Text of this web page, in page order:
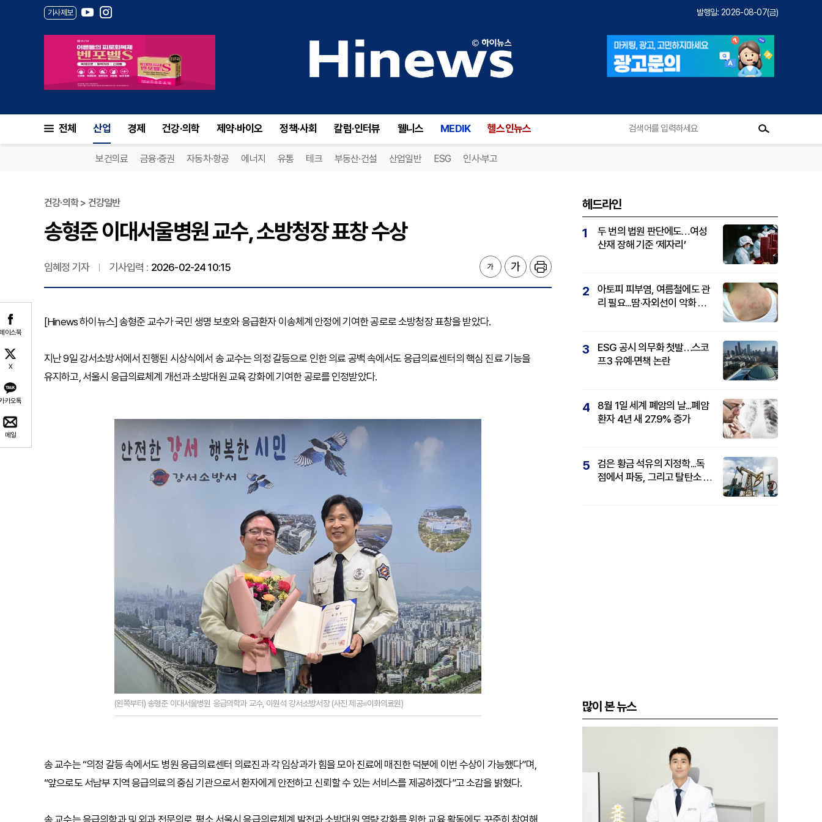
기사제보 발행일: 2026-08-07(금)
전체 산업 경제 건강·의학 제약·바이오 정책·사회 칼럼·인터뷰 웰니스 MEDIK 헬스인뉴스
보건의료 금융·증권 자동차·항공 에너지 유통 테크 부동산·건설 산업일반 ESG 인사·부고
이스북
X
카오톡
메일
건강·의학 > 건강일반
송형준 이대서울병원 교수, 소방청장 표창 수상
임혜정 기자 기사입력 : 2026-02-24 10:15
[Hinews 하이뉴스] 송형준 교수가 국민 생명 보호와 응급환자 이송체계 안정에 기여한 공로로 소방청장 표창을 받았다.
지난 9일 강서소방서에서 진행된 시상식에서 송 교수는 의정 갈등으로 인한 의료 공백 속에서도 응급의료센터의 핵심 진료 기능을
유지하고, 서울시 응급의료체계 개선과 소방대원 교육 강화에 기여한 공로를 인정받았다.
(왼쪽부터) 송형준 이대서울병원 응급의학과 교수, 이원석 강서소방서장 (사진 제공=이화의료원)
송 교수는 “의정 갈등 속에서도 병원 응급의료센터 의료진과 각 임상과가 힘을 모아 진료에 매진한 덕분에 이번 수상이 가능했다”며,
“앞으로도 서남부 지역 응급의료의 중심 기관으로서 환자에게 안전하고 신뢰할 수 있는 서비스를 제공하겠다”고 소감을 밝혔다.
송 교수는 응급의학과 및 외과 전문의로, 평소 서울시 응급의료체계 발전과 소방대원 역량 강화를 위한 교육 활동에도 꾸준히 참여해
헤드라인
1
두 번의 법원 판단에도…여성
산재 장해 기준 ‘제자리’
2
아토피 피부염, 여름철에도 관
리 필요...땀·자외선이 악화 요
3
ESG 공시 의무화 첫발…스코
프3 유예·면책 논란
4
8월 1일 세계 폐암의 날...폐암
환자 4년 새 27.9% 증가
5
검은 황금 석유의 지정학...독
점에서 파동, 그리고 탈탄소 패
많이 본 뉴스